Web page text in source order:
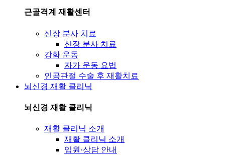
근골격계 재활센터
신장 분사 치료
신장 분사 치료
강화 운동
자가 운동 요법
인공관절 수술 후 재활치료
뇌신경 재활 클리닉
뇌신경 재활 클리닉
재활 클리닉 소개
재활 클리닉 소개
입원·상담 안내